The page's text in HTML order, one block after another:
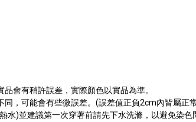
會有稍許誤差，實際顏色以實品為準。
，可能會有些微誤差。 (誤差值正負2cm內皆屬正
水)並建議第一次穿著前請先下水洗滌，以避免染色